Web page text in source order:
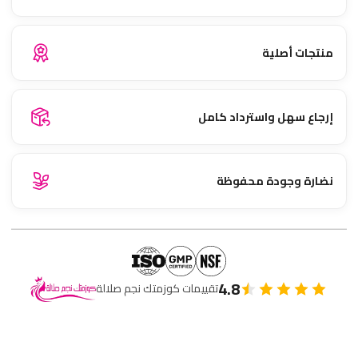
منتجات أصلية
إرجاع سهل واسترداد كامل
نضارة وجودة محفوظة
4.8تقييمات كوزمتك نجم صلالة